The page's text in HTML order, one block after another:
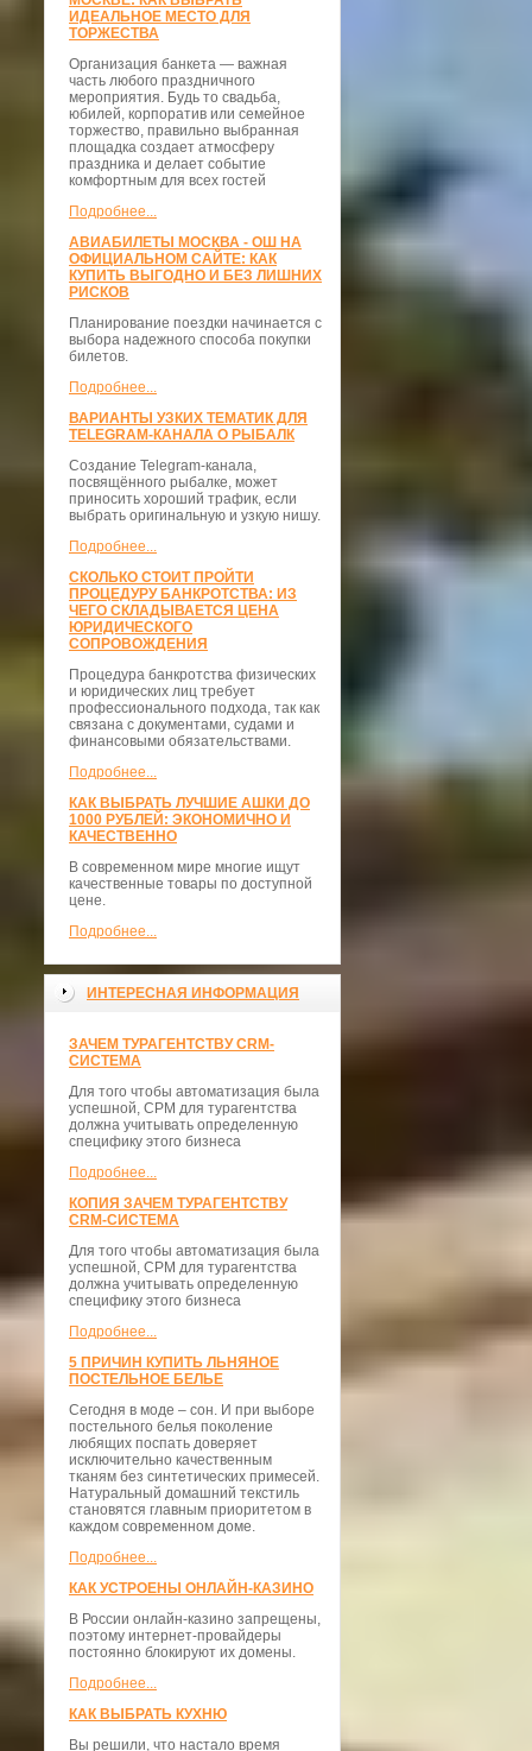
ИДЕАЛЬНОЕ МЕСТО ДЛЯ
ТОРЖЕСТВА
Организация банкета — важная
часть любого праздничного
мероприятия. Будь то свадьба,
юбилей, корпоратив или семейное
торжество, правильно выбранная
площадка создает атмосферу
праздника и делает событие
комфортным для всех гостей
Подробнее...
АВИАБИЛЕТЫ МОСКВА - ОШ НА
ОФИЦИАЛЬНОМ САЙТЕ: КАК
КУПИТЬ ВЫГОДНО И БЕЗ ЛИШНИХ
РИСКОВ
Планирование поездки начинается с
выбора надежного способа покупки
билетов.
Подробнее...
ВАРИАНТЫ УЗКИХ ТЕМАТИК ДЛЯ
TELEGRAM-КАНАЛА О РЫБАЛК
Создание Telegram-канала,
посвящённого рыбалке, может
приносить хороший трафик, если
выбрать оригинальную и узкую нишу.
Подробнее...
СКОЛЬКО СТОИТ ПРОЙТИ
ПРОЦЕДУРУ БАНКРОТСТВА: ИЗ
ЧЕГО СКЛАДЫВАЕТСЯ ЦЕНА
ЮРИДИЧЕСКОГО
СОПРОВОЖДЕНИЯ
Процедура банкротства физических
и юридических лиц требует
профессионального подхода, так как
связана с документами, судами и
финансовыми обязательствами.
Подробнее...
КАК ВЫБРАТЬ ЛУЧШИЕ АШКИ ДО
1000 РУБЛЕЙ: ЭКОНОМИЧНО И
КАЧЕСТВЕННО
В современном мире многие ищут
качественные товары по доступной
цене.
Подробнее...
ИНТЕРЕСНАЯ ИНФОРМАЦИЯ
ЗАЧЕМ ТУРАГЕНТСТВУ CRM-
СИСТЕМА
Для того чтобы автоматизация была
успешной, СРМ для турагентства
должна учитывать определенную
специфику этого бизнеса
Подробнее...
КОПИЯ ЗАЧЕМ ТУРАГЕНТСТВУ
CRM-СИСТЕМА
Для того чтобы автоматизация была
успешной, СРМ для турагентства
должна учитывать определенную
специфику этого бизнеса
Подробнее...
5 ПРИЧИН КУПИТЬ ЛЬНЯНОЕ
ПОСТЕЛЬНОЕ БЕЛЬЕ
Сегодня в моде – сон. И при выборе
постельного белья поколение
любящих поспать доверяет
исключительно качественным
тканям без синтетических примесей.
Натуральный домашний текстиль
становятся главным приоритетом в
каждом современном доме.
Подробнее...
КАК УСТРОЕНЫ ОНЛАЙН-КАЗИНО
В России онлайн-казино запрещены,
поэтому интернет-провайдеры
постоянно блокируют их домены.
Подробнее...
КАК ВЫБРАТЬ КУХНЮ
Вы решили, что настало время